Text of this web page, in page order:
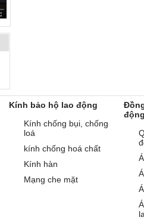
Kính bảo hộ lao động
Kính chống bụi, chống
loá
kính chống hoá chất
Kính hàn
Mạng che mặt
động